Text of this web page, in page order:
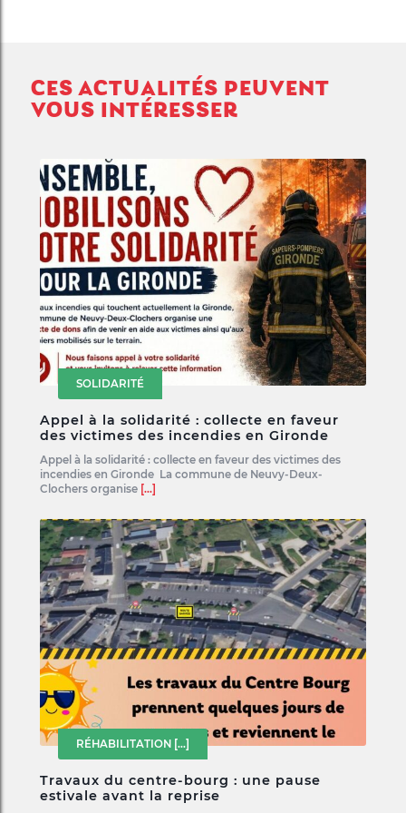
CES ACTUALITÉS PEUVENT
VOUS INTÉRESSER
SOLIDARITÉ
Appel à la solidarité : collecte en faveur
des victimes des incendies en Gironde
Appel à la solidarité : collecte en faveur des victimes des
incendies en Gironde La commune de Neuvy-Deux-
Clochers organise [...]
RÉHABILITATION [...]
Travaux du centre-bourg : une pause
estivale avant la reprise